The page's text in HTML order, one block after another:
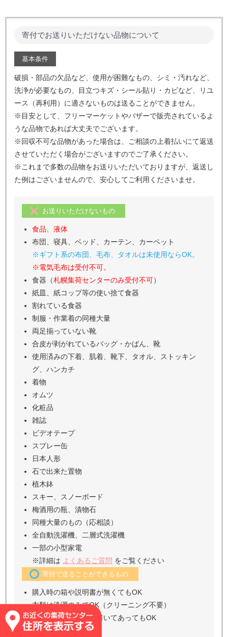
寄付でお送りいただけない品物について
基本条件
破損・部品の欠品など、使用が困難なもの、シミ・汚れなど、
洗浄が必要なもの、目立つキズ・シール貼り・カビなど、
リユ
ース（再利用）に適さないものは送ることができません。
※目安として、フリーマーケットやバザーで販売されているよ
うな品物であれば大丈夫でございます。
※回収不可な品物があった場合は、ご相談の上着払いにて返送
させていただく場合がございますのでご了承ください。
※これまで多数の品物をお送りいただいておりますが、返送し
た例はございませんので、安心してご利用くださいませ。
お送りいただけないもの
食品、液体
布団、寝具、ベッド、カーテン、カーペット
※ギフト系の布団、毛布、タオルは未使用ならOK。
※電気毛布は受付不可。
食器（札幌集荷センターのみ受付不可）
紙皿、紙コップ等の使い捨て食器
割れている食器
制服・作業着の同種大量
両足揃っていない靴
合皮が剥がれているバッグ・かばん、靴
使用済みの下着、肌着、靴下、タオル、ストッキン
グ、ハンカチ
着物
オムツ
化粧品
雑誌
ビデオテープ
スプレー缶
日本人形
石で出来た置物
植木鉢
スキー、スノーボード
梅酒用の瓶、漬物石
同種大量のもの（応相談）
全自動洗濯機、二層式洗濯機
一部の小型家電
※詳細は よくあるご質問 をご覧ください
寄付で送ることができるもの
購入時の箱や説明書が無くてもOK
衣類は洗濯のみでOK（クリーニング不要）
衣類のタグに名前が書いてあってもOK
ノーブランド大歓迎